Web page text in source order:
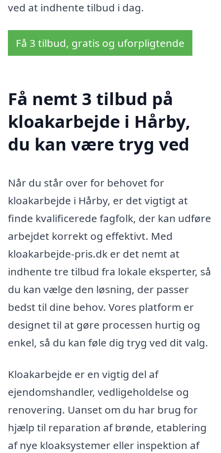
ved at indhente tilbud i dag.
Få 3 tilbud, gratis og uforpligtende
Få nemt 3 tilbud på
kloakarbejde i Hårby,
du kan være tryg ved
Når du står over for behovet for
kloakarbejde i Hårby, er det vigtigt at
finde kvalificerede fagfolk, der kan udføre
arbejdet korrekt og effektivt. Med
kloakarbejde-pris.dk er det nemt at
indhente tre tilbud fra lokale eksperter, så
du kan vælge den løsning, der passer
bedst til dine behov. Vores platform er
designet til at gøre processen hurtig og
enkel, så du kan føle dig tryg ved dit valg.
Kloakarbejde er en vigtig del af
ejendomshandler, vedligeholdelse og
renovering. Uanset om du har brug for
hjælp til reparation af brønde, etablering
af nye kloaksystemer eller inspektion af